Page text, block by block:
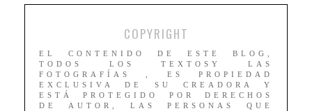
COPYRIGHT
EL CONTENIDO DE ESTE BLOG,
TODOS LOS TEXTOSY LAS
FOTOGRAFÍAS , ES PROPIEDAD
EXCLUSIVA DE SU CREADORA Y
ESTÁ PROTEGIDO POR DERECHOS
DE AUTOR, LAS PERSONAS QUE